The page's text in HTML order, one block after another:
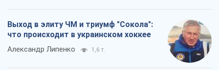
Выход в элиту ЧМ и триумф "Сокола":
что происходит в украинском хоккее
Александр Липенко 1,6 т.